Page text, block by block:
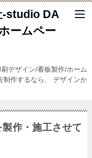
-studio DA
ームペー
デザイン/看板製作/ホーム
制作するなら、 デザインか
作・施工させて